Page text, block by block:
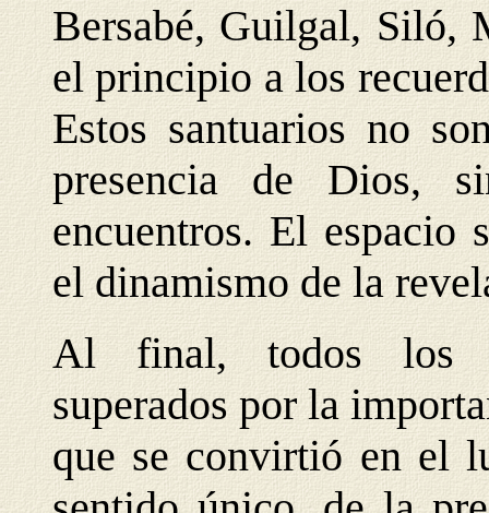
Bersabé, Guilgal, Siló,
el principio a los
Estos santuarios no
presencia de Dios,
encuentros. El espacio
el dinamismo de la
Al final, todos los
superados por la
que se convirtió en el